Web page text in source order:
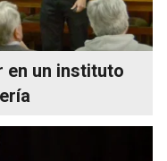
en un instituto